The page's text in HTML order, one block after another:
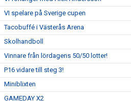
VI spelare på Sverige cupen
Tacobuffé i Västerås Arena
Skolhandboll
Vinnare från lördagens 50/50 lotter!
P16 vidare till steg 3!
Miniblixten
GAMEDAY X2